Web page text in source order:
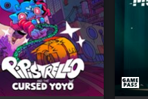
et objets uniques
capables de changer le
et une traversée de